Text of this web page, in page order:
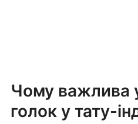
Чому важлива
голок у тату-